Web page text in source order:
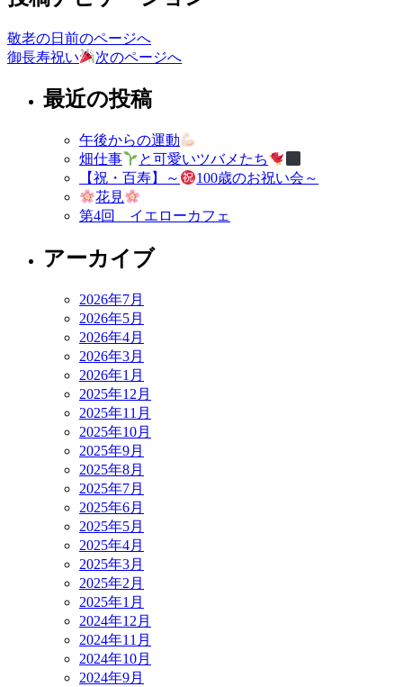
敬老の日 前のページへ
御長寿祝い
次のページへ
最近の投稿
午後からの運動
畑仕事
と可愛いツバメたち
【祝・百寿】～
100歳のお祝い会～
花見
第4回 イエローカフェ
アーカイブ
2026年7月
2026年5月
2026年4月
2026年3月
2026年1月
2025年12月
2025年11月
2025年10月
2025年9月
2025年8月
2025年7月
2025年6月
2025年5月
2025年4月
2025年3月
2025年2月
2025年1月
2024年12月
2024年11月
2024年10月
2024年9月